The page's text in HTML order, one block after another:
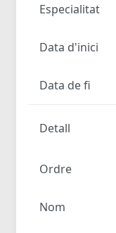
Especialitat
Data d'inici
Data de fi
Detall
Ordre
Nom